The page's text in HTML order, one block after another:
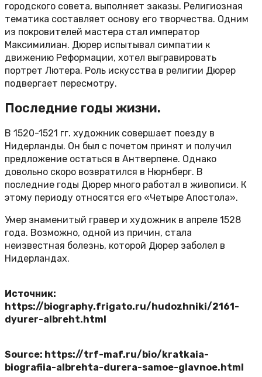
городского совета, выполняет заказы. Религиозная
тематика составляет основу его творчества. Одним
из покровителей мастера стал император
Максимилиан. Дюрер испытывал симпатии к
движению Реформации, хотел выгравировать
портрет Лютера. Роль искусства в религии Дюрер
подвергает пересмотру.
Последние годы жизни.
В 1520-1521 гг. художник совершает поезду в
Нидерланды. Он был с почетом принят и получил
предложение остаться в Антверпене. Однако
довольно скоро возвратился в Нюрнберг. В
последние годы Дюрер много работал в живописи. К
этому периоду относятся его «Четыре Апостола».
Умер знаменитый гравер и художник в апреле 1528
года. Возможно, одной из причин, стала
неизвестная болезнь, которой Дюрер заболел в
Нидерландах.
Источник:
https://biography.frigato.ru/hudozhniki/2161-
dyurer-albreht.html
Source: https://trf-maf.ru/bio/kratkaia-
biografiia-albrehta-durera-samoe-glavnoe.html